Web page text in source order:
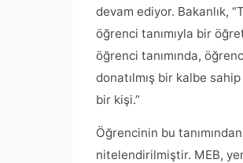
devam ediyor. Bakanlık,
öğrenci tanımıyla bir
öğrenci tanımında,
donatılmış bir kalbe
bir kişi.”
Öğrencinin bu
nitelendirilmiştir. MEB,